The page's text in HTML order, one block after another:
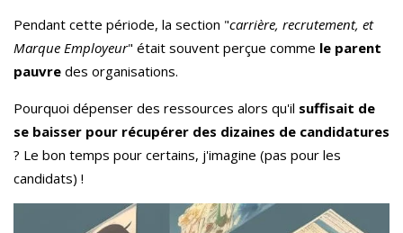
Pendant cette période, la section "carrière, recrutement, et
Marque Employeur" était souvent perçue comme le parent
pauvre des organisations.
Pourquoi dépenser des ressources alors qu'il suffisait de
se baisser pour récupérer des dizaines de candidatures
? Le bon temps pour certains, j'imagine (pas pour les
candidats) !